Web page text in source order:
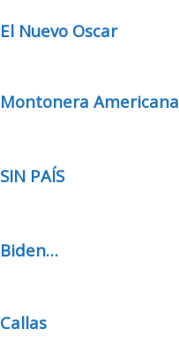
El Nuevo Oscar
Montonera Americana
SIN PAÍS
Biden…
Callas